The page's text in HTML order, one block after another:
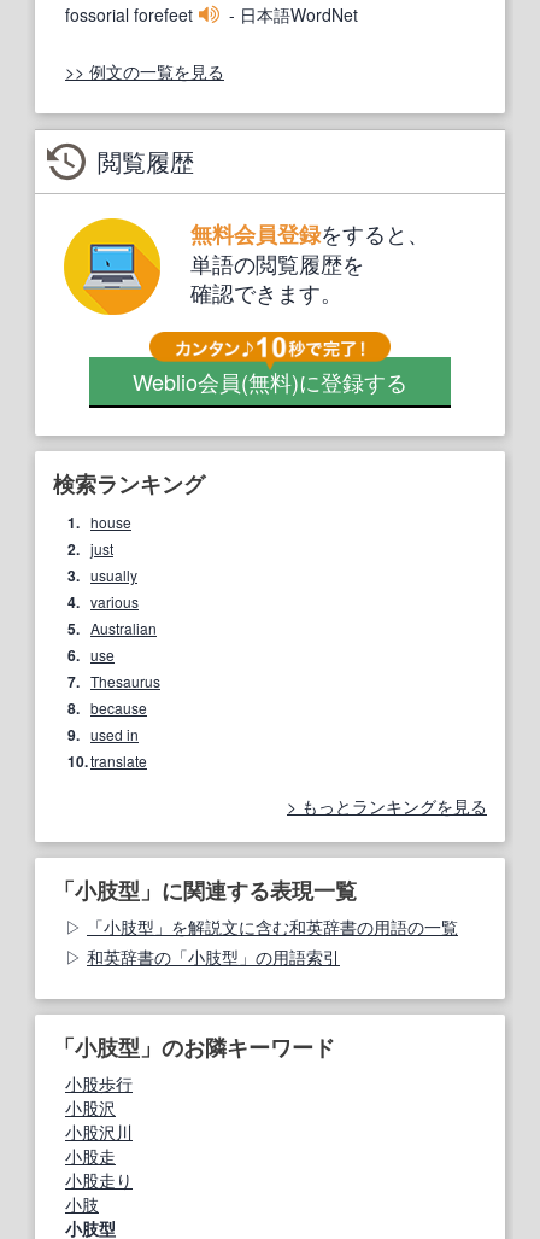
fossorial forefeet
- 日本語WordNet
>> 例文の一覧を見る
閲覧履歴
無料会員登録をすると、
単語の閲覧履歴を
確認できます。
Weblio会員(無料)に登録する
検索ランキング
1. house
2. just
3. usually
4. various
5. Australian
6. use
7. Thesaurus
8. because
9. used in
10.translate
もっとランキングを見る
「小肢型」に関連する表現一覧
「小肢型」を解説文に含む和英辞書の用語の一覧
和英辞書の「小肢型」の用語索引
「小肢型」のお隣キーワード
小股歩行
小股沢
小股沢川
小股走
小股走り
小肢
小肢型